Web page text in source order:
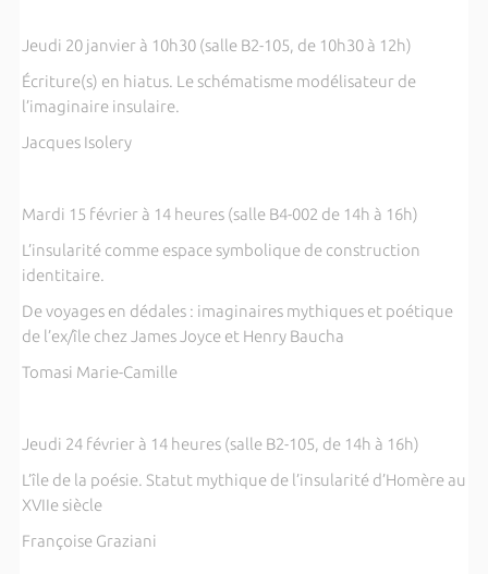
Jeudi 20 janvier à 10h30 (salle B2-105, de 10h30 à 12h)
Écriture(s) en hiatus. Le schématisme modélisateur de
l’imaginaire insulaire.
Jacques Isolery
Mardi 15 février à 14 heures (salle B4-002 de 14h à 16h)
L’insularité comme espace symbolique de construction
identitaire.
De voyages en dédales : imaginaires mythiques et poétique
de l’ex/île chez James Joyce et Henry Baucha
Tomasi Marie-Camille
Jeudi 24 février à 14 heures (salle B2-105, de 14h à 16h)
L’île de la poésie. Statut mythique de l’insularité d’Homère au
XVIIe siècle
Françoise Graziani